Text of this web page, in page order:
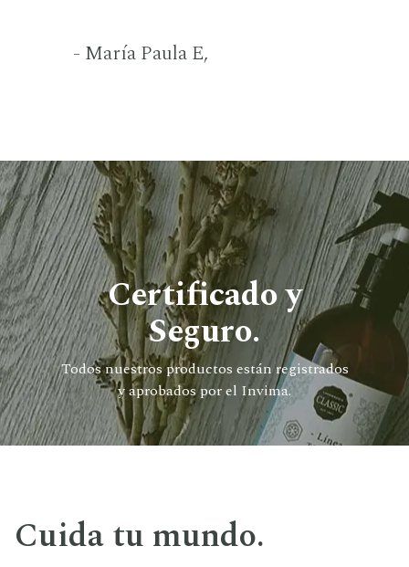
- María Paula E,
Certificado y
Seguro.
Todos nuestros productos están registrados
y aprobados por el Invima.
Cuida tu mundo.